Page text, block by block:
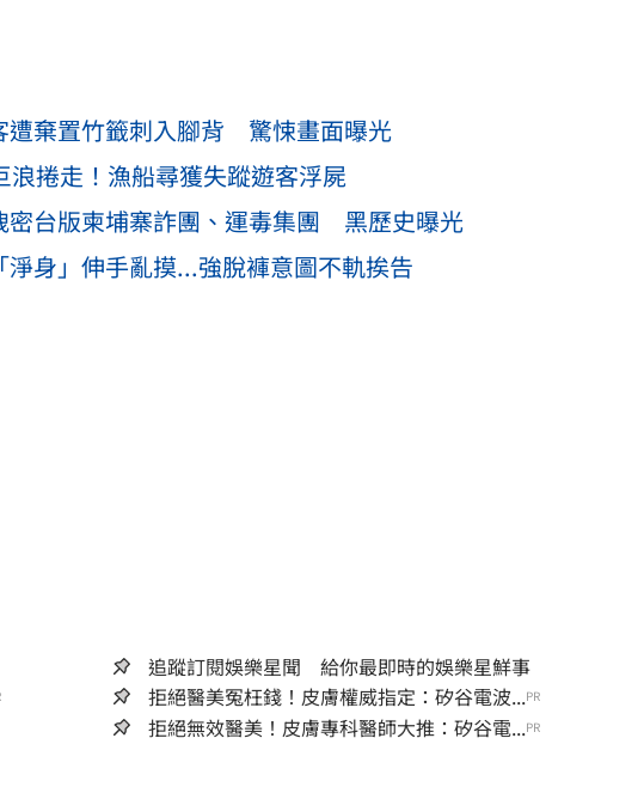
遭棄置竹籤刺入腳背 驚悚畫面曝光
捲走！漁船尋獲失蹤遊客浮屍
密台版柬埔寨詐團、運毒集團 黑歷史曝光
身」伸手亂摸...強脫褲意圖不軌挨告
追蹤訂閱娛樂星聞 給你最即時的娛樂星鮮事
拒絕醫美冤枉錢！皮膚權威指定：矽谷電波...PR
拒絕無效醫美！皮膚專科醫師大推：矽谷電...PR